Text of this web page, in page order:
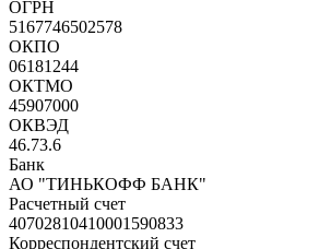
ОГРН
5167746502578
ОКПО
06181244
ОКТМО
45907000
ОКВЭД
46.73.6
Банк
АО "ТИНЬКОФФ БАНК"
Расчетный счет
40702810410001590833
Корреспондентский счет